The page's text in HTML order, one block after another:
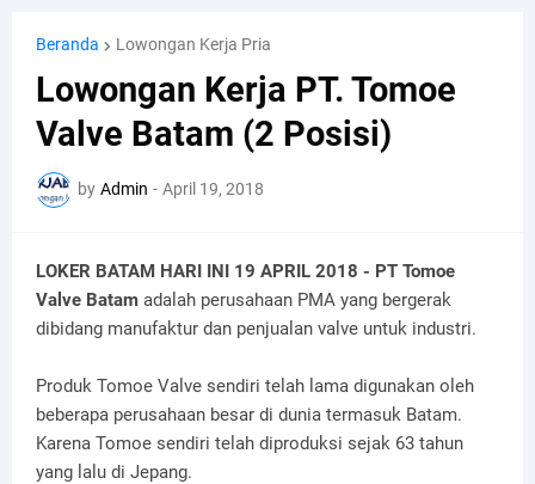
Beranda Lowongan Kerja Pria
Lowongan Kerja PT. Tomoe
Valve Batam (2 Posisi)
by Admin - April 19, 2018
LOKER BATAM HARI INI 19 APRIL 2018 - PT Tomoe
Valve Batam adalah perusahaan PMA yang bergerak
dibidang manufaktur dan penjualan valve untuk industri.
Produk Tomoe Valve sendiri telah lama digunakan oleh
beberapa perusahaan besar di dunia termasuk Batam.
Karena Tomoe sendiri telah diproduksi sejak 63 tahun
yang lalu di Jepang.